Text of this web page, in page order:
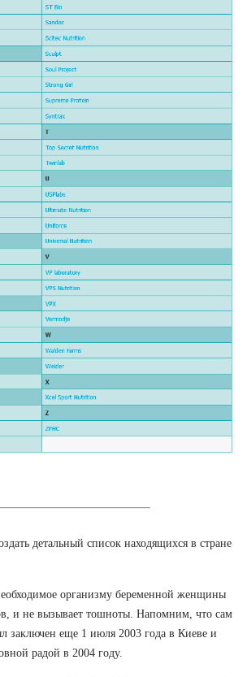
детальный список находящихся в стране
организму беременной женщины
и не вызывает тошноты. Напомним, что сам
заключен еще 1 июля 2003 года в Киеве и
радой в 2004 году.